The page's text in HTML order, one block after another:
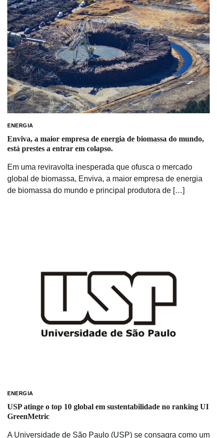
ENERGIA
Enviva, a maior empresa de energia de biomassa do mundo,
está prestes a entrar em colapso.
Em uma reviravolta inesperada que ofusca o mercado
global de biomassa, Enviva, a maior empresa de energia
de biomassa do mundo e principal produtora de […]
ENERGIA
USP atinge o top 10 global em sustentabilidade no ranking UI
GreenMetric
A Universidade de São Paulo (USP) se consagra como um